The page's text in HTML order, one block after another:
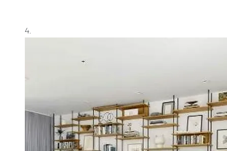
4.